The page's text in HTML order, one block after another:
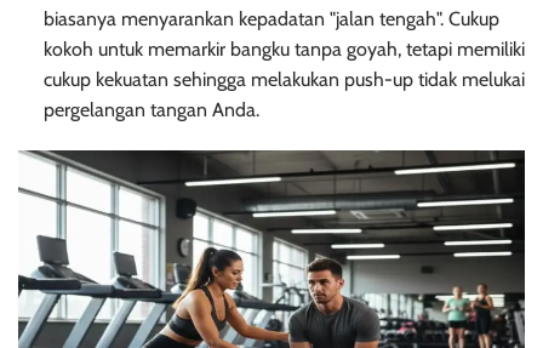
biasanya menyarankan kepadatan "jalan tengah". Cukup
kokoh untuk memarkir bangku tanpa goyah, tetapi memiliki
cukup kekuatan sehingga melakukan push-up tidak melukai
pergelangan tangan Anda.